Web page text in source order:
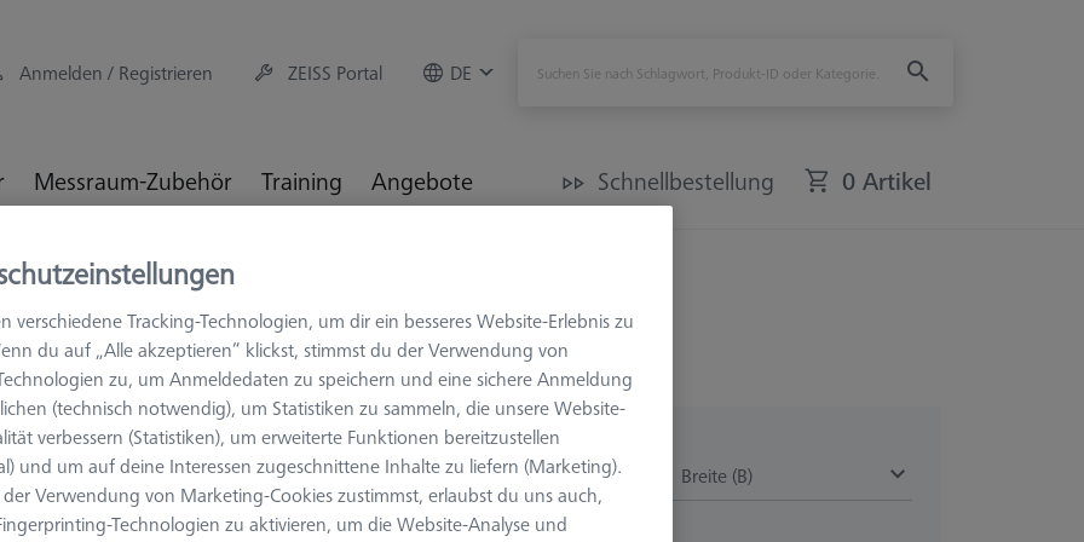
Anmelden / Registrieren ZEISS Portal DE
Messraum-Zubehör Training Angebote Schnellbestellung 0 Artikel
M3 XXT T-Taster
Messlänge (ML) Ø Schaft (DS) Breite (B)
verschiedene Tracking-Technologien, um dir ein besseres Website-Erlebnis zu
du auf „Alle akzeptieren“ klickst, stimmst du der Verwendung von
zu, um Anmeldedaten zu speichern und eine sichere Anmeldung
(technisch notwendig), um Statistiken zu sammeln, die unsere Website-
verbessern (Statistiken), um erweiterte Funktionen bereitzustellen
und um auf deine Interessen zugeschnittene Inhalte zu liefern (Marketing).
Verwendung von Marketing-Cookies zustimmst, erlaubst du uns auch,
Technologien zu aktivieren, um die Website-Analyse und